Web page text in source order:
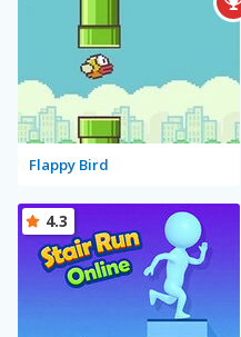
Flappy Bird
4.3